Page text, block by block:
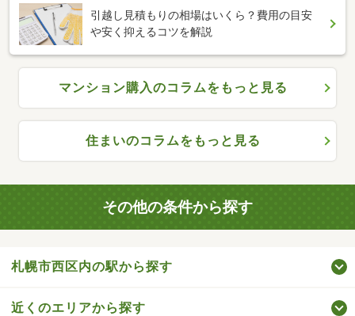
引越し見積もりの相場はいくら？費用の目安
や安く抑えるコツを解説
マンション購入のコラムをもっと見る
住まいのコラムをもっと見る
その他の条件から探す
札幌市西区内の駅から探す
近くのエリアから探す